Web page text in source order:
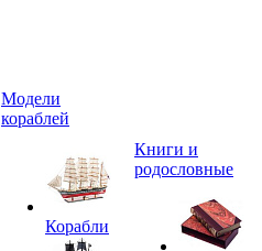
Модели
кораблей
Корабли
Книги и
родословные